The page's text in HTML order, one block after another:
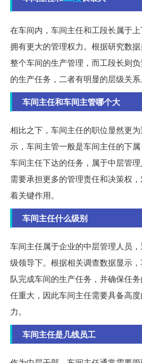
在车间内，车间主任和工段长属于
拥有更大的管理权力。根据研究数
整个车间的生产管理，而工段长则
的生产任务，二者有明显的层级关系
车间主任和车间主管哪个大
相比之下，车间主任的职位显然更
示，车间主管一般是车间主任的下
车间主任下达的任务，属于中层管
需要承担更多的管理责任和决策权
着关键作用。
车间主任什么级别
车间主任属于企业的中层管理人员
级领导下。根据相关调查数据显示
队完成车间的生产任务，并确保任
任重大，因此车间主任需要具备高
力。
车间主任是几线员工